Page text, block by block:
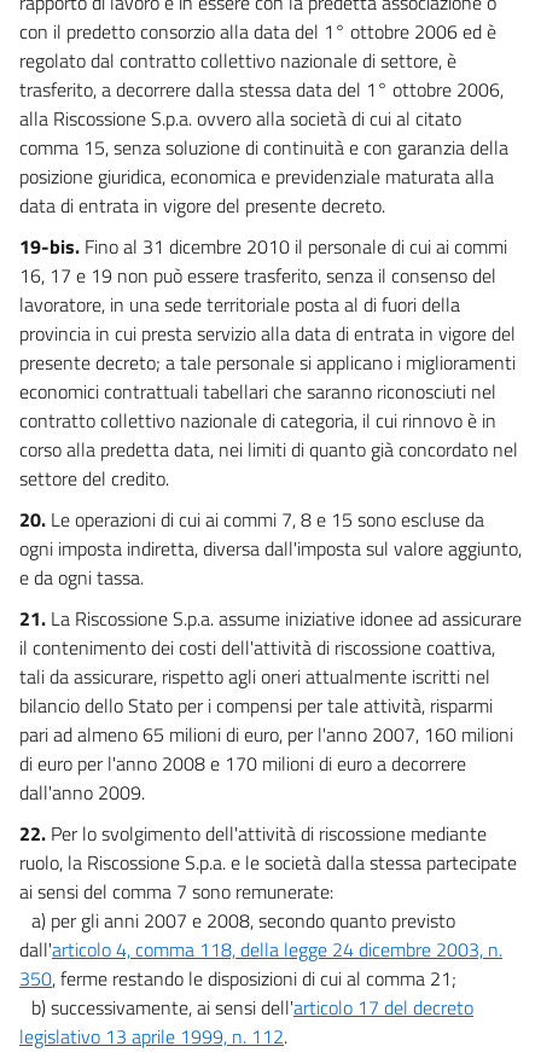
con il predetto consorzio alla data del 1° ottobre 2006 ed è
regolato dal contratto collettivo nazionale di settore, è
trasferito, a decorrere dalla stessa data del 1° ottobre 2006,
alla Riscossione S.p.a. ovvero alla società di cui al citato
comma 15, senza soluzione di continuità e con garanzia della
posizione giuridica, economica e previdenziale maturata alla
data di entrata in vigore del presente decreto.
19-bis. Fino al 31 dicembre 2010 il personale di cui ai commi
16, 17 e 19 non può essere trasferito, senza il consenso del
lavoratore, in una sede territoriale posta al di fuori della
provincia in cui presta servizio alla data di entrata in vigore del
presente decreto; a tale personale si applicano i miglioramenti
economici contrattuali tabellari che saranno riconosciuti nel
contratto collettivo nazionale di categoria, il cui rinnovo è in
corso alla predetta data, nei limiti di quanto già concordato nel
settore del credito.
20. Le operazioni di cui ai commi 7, 8 e 15 sono escluse da
ogni imposta indiretta, diversa dall'imposta sul valore aggiunto,
e da ogni tassa.
21. La Riscossione S.p.a. assume iniziative idonee ad assicurare
il contenimento dei costi dell'attività di riscossione coattiva,
tali da assicurare, rispetto agli oneri attualmente iscritti nel
bilancio dello Stato per i compensi per tale attività, risparmi
pari ad almeno 65 milioni di euro, per l'anno 2007, 160 milioni
di euro per l'anno 2008 e 170 milioni di euro a decorrere
dall'anno 2009.
22. Per lo svolgimento dell'attività di riscossione mediante
ruolo, la Riscossione S.p.a. e le società dalla stessa partecipate
ai sensi del comma 7 sono remunerate:
a) per gli anni 2007 e 2008, secondo quanto previsto
dall'articolo 4, comma 118, della legge 24 dicembre 2003, n.
350, ferme restando le disposizioni di cui al comma 21;
b) successivamente, ai sensi dell'articolo 17 del decreto
legislativo 13 aprile 1999, n. 112.